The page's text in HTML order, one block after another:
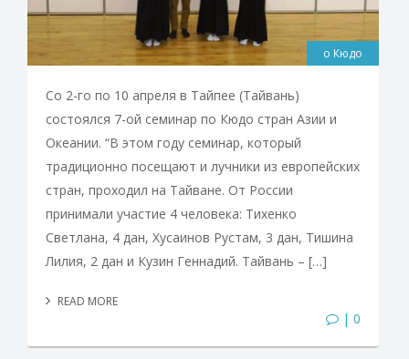
о Кюдо
Со 2-го по 10 апреля в Тайпее (Тайвань)
состоялся 7-ой семинар по Кюдо стран Азии и
Океании. “В этом году семинар, который
традиционно посещают и лучники из европейских
стран, проходил на Тайване. От России
принимали участие 4 человека: Тихенко
Светлана, 4 дан, Хусаинов Рустам, 3 дан, Тишина
Лилия, 2 дан и Кузин Геннадий. Тайвань – […]
READ MORE
| 0